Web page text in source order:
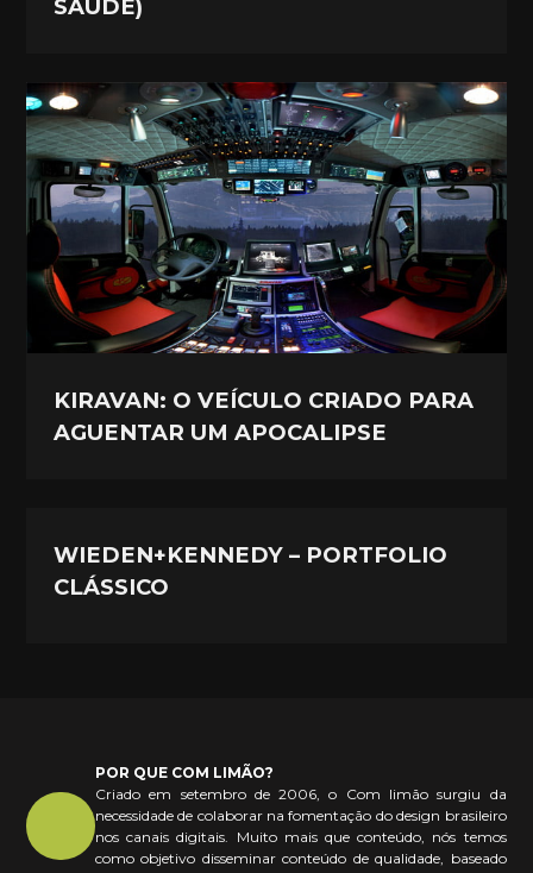
SAÚDE)
KIRAVAN: O VEÍCULO CRIADO PARA
AGUENTAR UM APOCALIPSE
WIEDEN+KENNEDY – PORTFOLIO
CLÁSSICO
POR QUE COM LIMÃO?
Criado em setembro de 2006, o Com limão surgiu da
necessidade de colaborar na fomentação do design brasileiro
nos canais digitais. Muito mais que conteúdo, nós temos
como objetivo disseminar conteúdo de qualidade, baseado